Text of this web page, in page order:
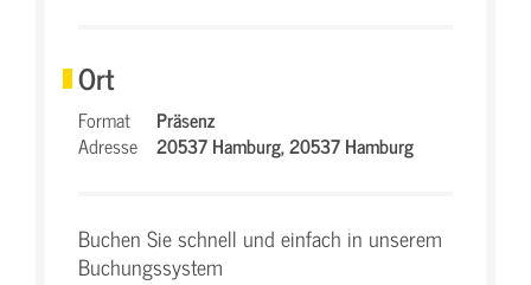
Ort
Format
Präsenz
Adresse
20537 Hamburg,20537 Hamburg
Buchen Sie schnell und einfach in unserem
Buchungssystem